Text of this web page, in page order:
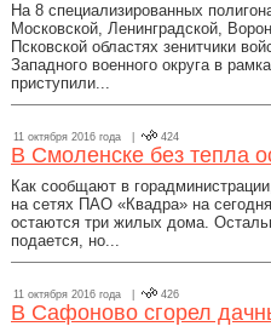
На 8 специализированных
Московской, Ленинградской,
Псковской областях зенитчики
Западного военного округа в
приступили...
11 октября 2016 года | 424
В Смоленске без тепла
Как сообщают в
на сетях ПАО «Квадра» на
остаются три жилых дома.
подается, но...
11 октября 2016 года | 426
В Сафоново сгорел